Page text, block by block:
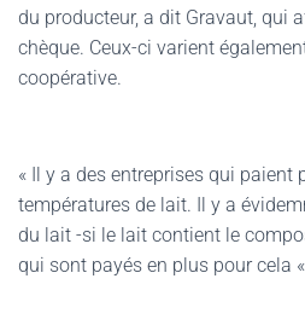
du producteur, a dit Gravaut, qui
chèque. Ceux-ci varient
coopérative.
« Il y a des entreprises qui paient
températures de lait. Il y a
du lait -si le lait contient le
qui sont payés en plus pour cela